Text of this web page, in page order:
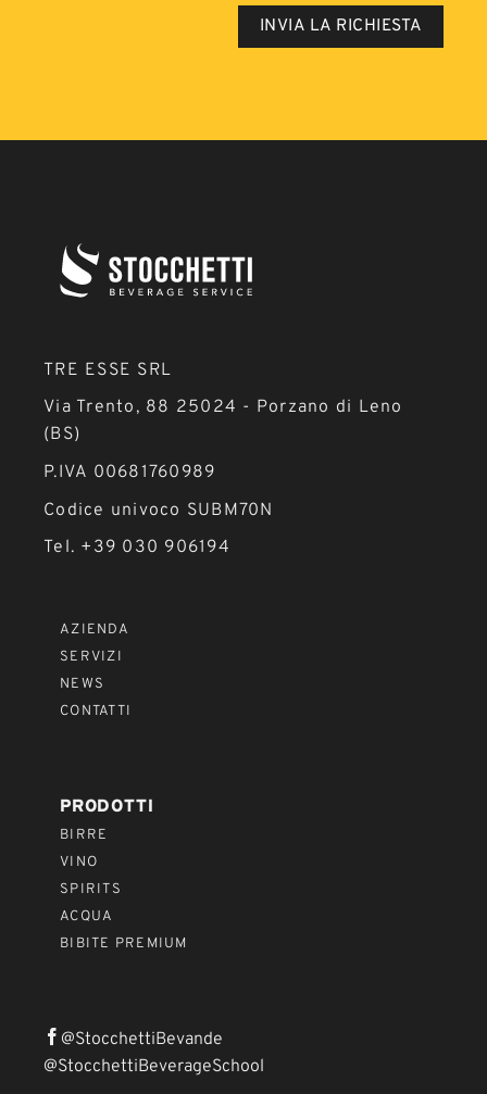
TRE ESSE SRL
Via Trento, 88 25024 - Porzano di Leno
(BS)
P.IVA 00681760989
Codice univoco SUBM70N
Tel. +39 030 906194
AZIENDA
SERVIZI
NEWS
CONTATTI
PRODOTTI
BIRRE
VINO
SPIRITS
ACQUA
BIBITE PREMIUM
@StocchettiBevande
@StocchettiBeverageSchool